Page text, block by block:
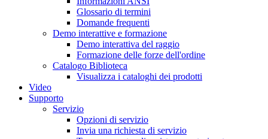
Glossario di termini
Domande frequenti
Demo interattive e formazione
Demo interattiva del raggio
Formazione delle forze dell'ordine
Catalogo Biblioteca
Visualizza i cataloghi dei prodotti
Video
Supporto
Servizio
Opzioni di servizio
Invia una richiesta di servizio